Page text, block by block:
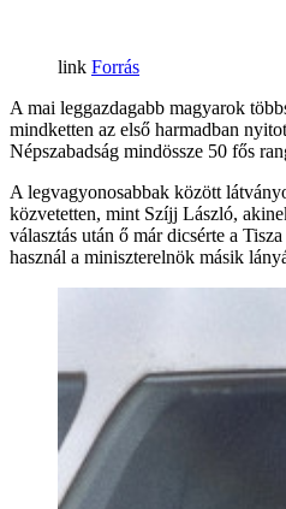
Forrás
A mai leggazdagabb magyarok
mindketten az első harmadban
Népszabadság mindössze 50 fős
A legvagyonosabbak között
közvetetten, mint Szíjj László,
választás után ő már dicsérte a
használ a miniszterelnök másik